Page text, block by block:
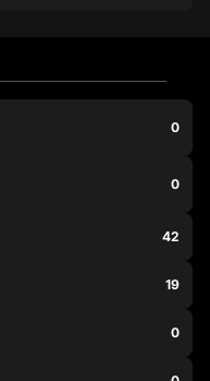
0
0
42
19
0